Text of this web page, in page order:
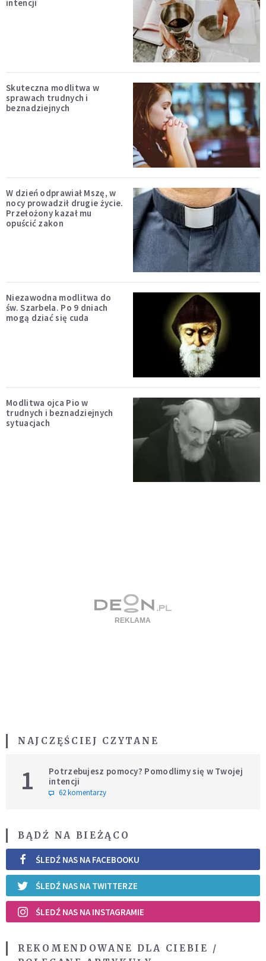
intencji
Skuteczna modlitwa w
sprawach trudnych i
beznadziejnych
W dzień odprawiał Mszę, w
nocy prowadził drugie życie.
Przełożony kazał mu
opuścić zakon
Niezawodna modlitwa do
św. Szarbela. Po 9 dniach
mogą dziać się cuda
Modlitwa ojca Pio w
trudnych i beznadziejnych
sytuacjach
NAJCZĘŚCIEJ CZYTANE
1
Potrzebujesz pomocy? Pomodlimy się w Twojej
intencji
62 komentarzy
BĄDŹ NA BIEŻĄCO
ŚLEDŹ NAS NA FACEBOOKU
ŚLEDŹ NAS NA TWITTERZE
ŚLEDŹ NAS NA INSTAGRAMIE
REKOMENDOWANE DLA CIEBIE /